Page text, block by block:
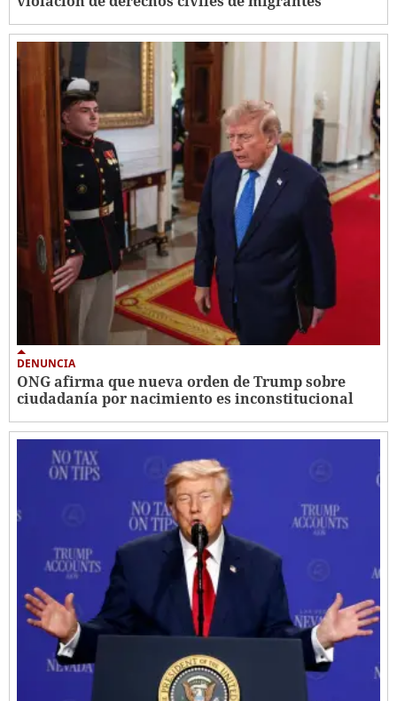
DENUNCIA
ONG afirma que nueva orden de Trump sobre
ciudadanía por nacimiento es inconstitucional